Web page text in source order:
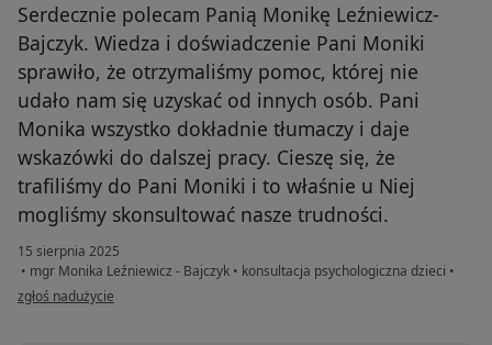
Serdecznie polecam Panią Monikę Leźniewicz-
Bajczyk. Wiedza i doświadczenie Pani Moniki
sprawiło, że otrzymaliśmy pomoc, której nie
udało nam się uzyskać od innych osób. Pani
Monika wszystko dokładnie tłumaczy i daje
wskazówki do dalszej pracy. Cieszę się, że
trafiliśmy do Pani Moniki i to właśnie u Niej
mogliśmy skonsultować nasze trudności.
15 sierpnia 2025
• mgr Monika Leźniewicz - Bajczyk • konsultacja psychologiczna dzieci •
w opinii użytkownika Michalina
zgłoś nadużycie